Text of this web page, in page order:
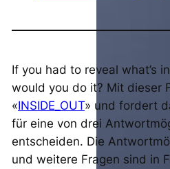
If you had to reveal what’s
would you do it? Mit dieser
«INSIDE_OUT» und fordert
für eine von drei
entscheiden. Die
und weitere Fragen sind in